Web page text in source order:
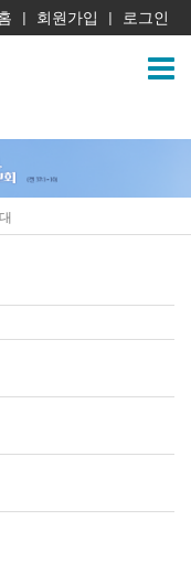
회원가입 로그인